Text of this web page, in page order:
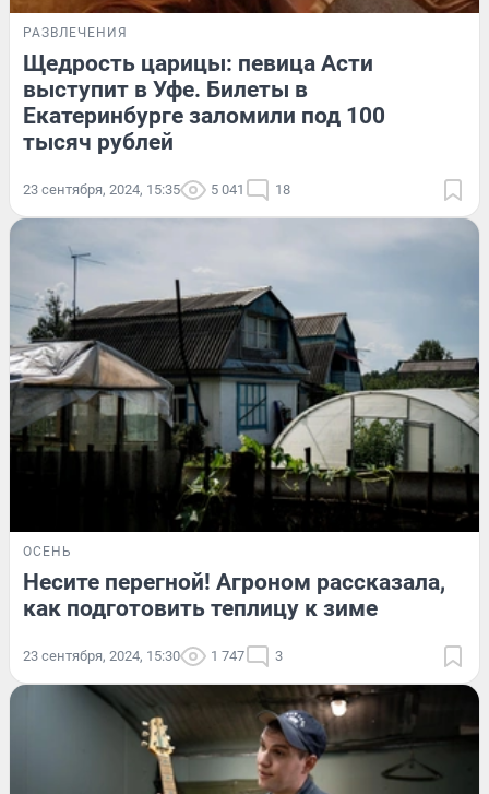
РАЗВЛЕЧЕНИЯ
Щедрость царицы: певица Асти
выступит в Уфе. Билеты в
Екатеринбурге заломили под 100
тысяч рублей
23 сентября, 2024, 15:35 5 041 18
ОСЕНЬ
Несите перегной! Агроном рассказала,
как подготовить теплицу к зиме
23 сентября, 2024, 15:30 1 747 3